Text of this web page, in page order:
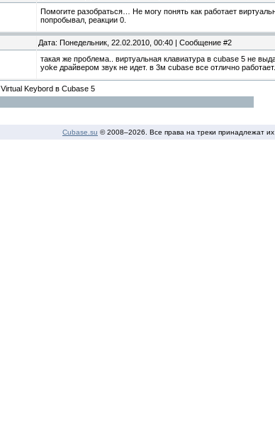
Помогите разобраться… Не могу понять как работает
попробывал, реакции 0.
Дата: Понедельник, 22.02.2010, 00:40 | Сообщение #2
такая же проблема.. виртуальная клавиатура в cubase 5 не
yoke драйвером звук не идет. в 3м cubase все отлично работает.
Virtual Keybord в Cubase 5
Cubase.su © 2008–2026. Все права на треки принадлежат